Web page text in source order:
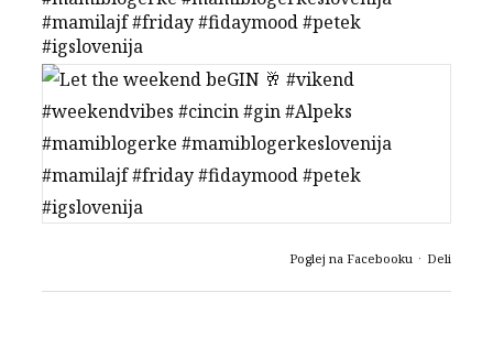
#mamilajf#friday#fidaymood#petek
#igslovenija
Poglej na Facebooku · Deli